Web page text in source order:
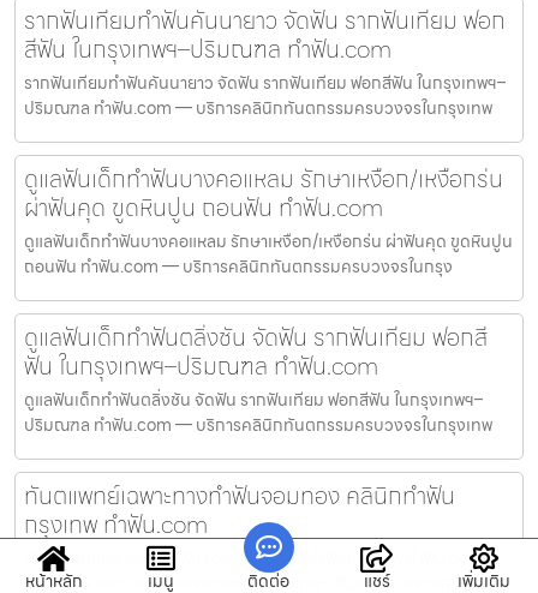
รากฟันเทียมทำฟันคันนายาว จัดฟัน รากฟันเทียม ฟอก
สีฟัน ในกรุงเทพฯ–ปริมณฑล ทำฟัน.com
รากฟันเทียมทำฟันคันนายาว จัดฟัน รากฟันเทียม ฟอกสีฟัน ในกรุงเทพฯ–
ปริมณฑล ทำฟัน.com — บริการคลินิกทันตกรรมครบวงจรในกรุงเทพ
ดูแลฟันเด็กทำฟันบางคอแหลม รักษาเหงือก/เหงือกร่น
ผ่าฟันคุด ขูดหินปูน ถอนฟัน ทำฟัน.com
ดูแลฟันเด็กทำฟันบางคอแหลม รักษาเหงือก/เหงือกร่น ผ่าฟันคุด ขูดหินปูน
ถอนฟัน ทำฟัน.com — บริการคลินิกทันตกรรมครบวงจรในกรุง
ดูแลฟันเด็กทำฟันตลิ่งชัน จัดฟัน รากฟันเทียม ฟอกสี
ฟัน ในกรุงเทพฯ–ปริมณฑล ทำฟัน.com
ดูแลฟันเด็กทำฟันตลิ่งชัน จัดฟัน รากฟันเทียม ฟอกสีฟัน ในกรุงเทพฯ–
ปริมณฑล ทำฟัน.com — บริการคลินิกทันตกรรมครบวงจรในกรุงเทพ
ทันตแพทย์เฉพาะทางทำฟันจอมทอง คลินิกทำฟัน
กรุงเทพ ทำฟัน.com
ทันตแพทย์เฉพาะทางทำฟันจอมทอง คลินิกทำฟันกรุงเทพ ทำฟัน.com —
บริการคลินิกทันตกรรมครบวงจรในกรุงเทพ–ปริมณฑล: ตรวจสุขภาพ
หน้าหลัก เมนู ติดต่อ แชร์ เพิ่มเติม